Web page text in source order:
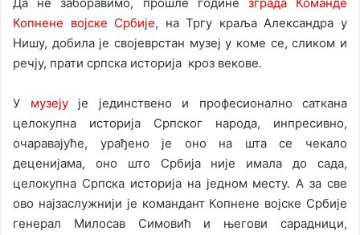
Копнене војске Србије, на Тргу краља Александра у
Нишу, добила је својеврстан музеј у коме се, сликом и
речју, прати српска историја кроз векове.
У музејује јединствено и професионално саткана
целокупна историја Српског народа, инпресивно,
очаравајуће, урађено је оно на шта се чекало
деценијама, оно што Србија није имала до сада,
целокупна Српска историја на једном месту. А за све
ово најзаслужнији је командант Копнене војске Србије
генерал Милосав Симовић и његови сарадници,